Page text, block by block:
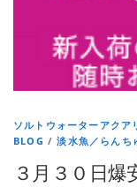
ソルトウォーターアクア
BLOG /淡水魚／らんち
３月３０日